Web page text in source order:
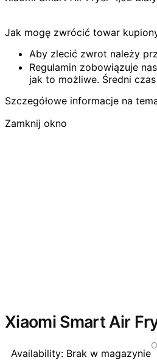
Jak mogę zwrócić towar
Aby zlecić zwrot należy
Regulamin zobowiązuje
jak to możliwe. Średni
Szczegółowe informacje na
Zamknij okno
Xiaomi Smart Air
Availability: Brak w magazynie